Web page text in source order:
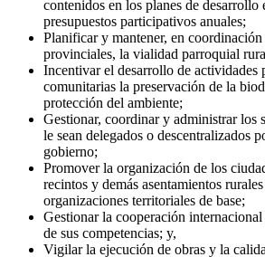
contenidos en los planes de desarrollo
presupuestos participativos anuales;
Planificar y mantener, en
provinciales, la vialidad parroquial
Incentivar el desarrollo de actividades
comunitarias la preservación de la
protección del ambiente;
Gestionar, coordinar y administrar los
le sean delegados o descentralizados
gobierno;
Promover la organización de los
recintos y demás asentamientos
organizaciones territoriales de base;
Gestionar la cooperación
de sus competencias; y,
Vigilar la ejecución de obras y la